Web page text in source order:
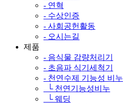
- 연혁
- 수상인증
- 사회공헌활동
- 오시는길
제품
- 음식물 감량처리기
- 초음파 식기세척기
- 천연수제 기능성 비누
└ 천연기능성비누
└ 웨딩